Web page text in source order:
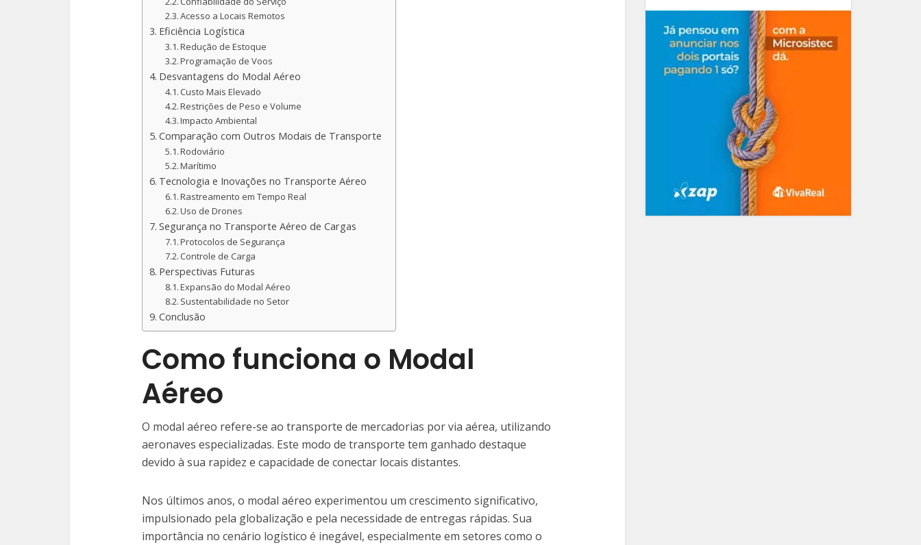
Acesso a Locais Remotos
Eficiência Logística
Redução de Estoque
Programação de Voos
Desvantagens do Modal Aéreo
Custo Mais Elevado
Restrições de Peso e Volume
Impacto Ambiental
Comparação com Outros Modais de Transporte
Rodoviário
Marítimo
Tecnologia e Inovações no Transporte Aéreo
Rastreamento em Tempo Real
Uso de Drones
Segurança no Transporte Aéreo de Cargas
Protocolos de Segurança
Controle de Carga
Perspectivas Futuras
Expansão do Modal Aéreo
Sustentabilidade no Setor
Conclusão
Como funciona o Modal
Aéreo
O modal aéreo refere-se ao transporte de mercadorias por via aérea, utilizando
aeronaves especializadas. Este modo de transporte tem ganhado destaque
devido à sua rapidez e capacidade de conectar locais distantes.
Nos últimos anos, o modal aéreo experimentou um crescimento significativo,
impulsionado pela globalização e pela necessidade de entregas rápidas. Sua
importância no cenário logístico é inegável, especialmente em setores como o